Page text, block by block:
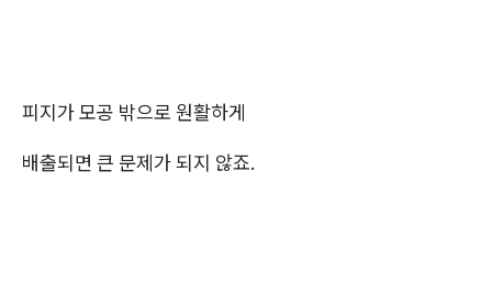
피지가 모공 밖으로 원활하게
배출되면 큰 문제가 되지 않죠.